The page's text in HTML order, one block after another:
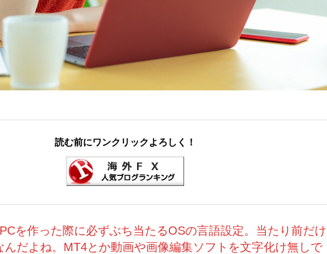
読む前にワンクリックよろしく！
を作った際に必ずぶち当たるOSの言語設定。当たり前だけ
んだよね。MT4とか動画や画像編集ソフトを文字化け無しで